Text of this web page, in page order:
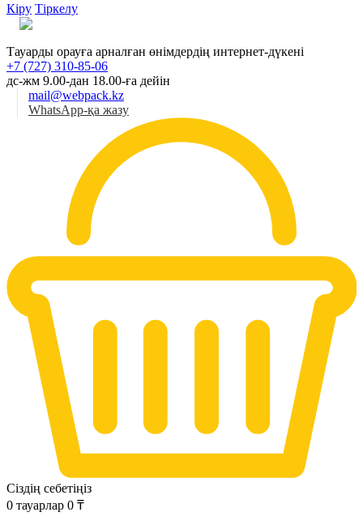
Кіру Тіркелу
Тауарды орауға арналған өнімдердің интернет-дүкені
+7 (727) 310-85-06
дс-жм 9.00-дан 18.00-ға дейін
mail@webpack.kz
WhatsApp-қа жазу
Сіздің себетіңіз
0 тауарлар 0 ₸